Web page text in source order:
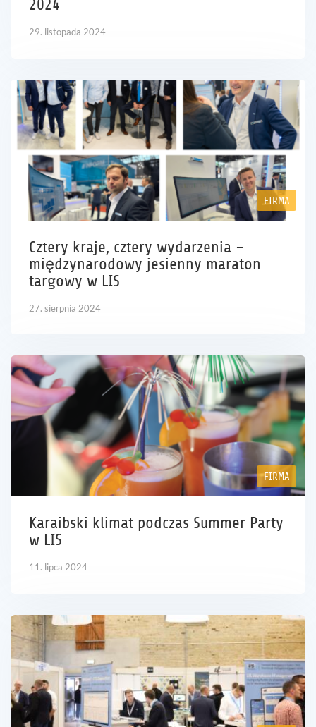
2024
29. listopada 2024
FIRMA
Cztery kraje, cztery wydarzenia –
międzynarodowy jesienny maraton
targowy w LIS
27. sierpnia 2024
FIRMA
Karaibski klimat podczas Summer Party
w LIS
11. lipca 2024